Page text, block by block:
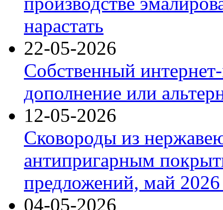
нарастать
22-05-2026
Собственный
дополнение или
12-05-2026
Сковороды из
антипригарным
предложений, май 2026
04-05-2026